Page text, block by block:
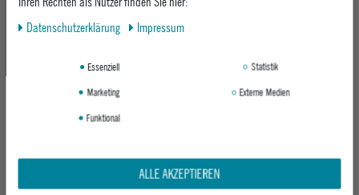
BLACK
Daten­schutz­erklärung
Impressum
Essenziell
Statistik
Marketing
Externe Medien
Funktional
ALLE AKZEPTIEREN